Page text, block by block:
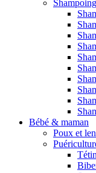
Bébé & maman
Poux et